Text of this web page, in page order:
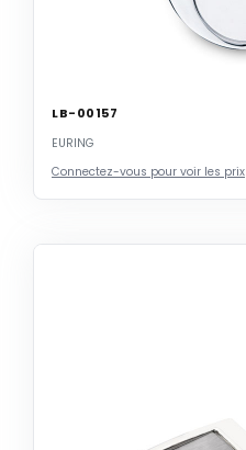
LB-00157
EURING
Connectez-vous pour voir les prix